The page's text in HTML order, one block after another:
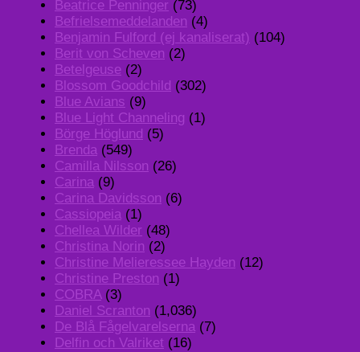
Beatrice Penninger (73)
Befrielsemeddelanden (4)
Benjamin Fulford (ej kanaliserat) (104)
Berit von Scheven (2)
Betelgeuse (2)
Blossom Goodchild (302)
Blue Avians (9)
Blue Light Channeling (1)
Börge Höglund (5)
Brenda (549)
Camilla Nilsson (26)
Carina (9)
Carina Davidsson (6)
Cassiopeia (1)
Chellea Wilder (48)
Christina Norin (2)
Christine Melieressee Hayden (12)
Christine Preston (1)
COBRA(3)
Daniel Scranton (1,036)
De Blå Fågelvarelserna (7)
Delfin och Valriket (16)